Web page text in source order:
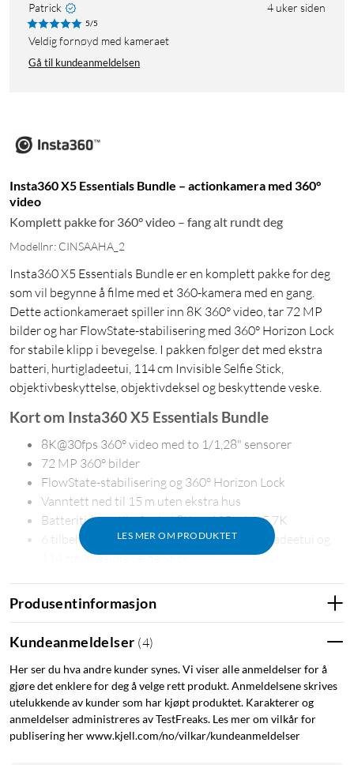
Patrick 4 uker siden
5/5
Veldig fornøyd med kameraet
Gå til kundeanmeldelsen
Insta360 X5 Essentials Bundle – actionkamera med 360°
video
Komplett pakke for 360° video – fang alt rundt deg
Modellnr: CINSAAHA_2
Insta360 X5 Essentials Bundle er en komplett pakke for deg
som vil begynne å filme med et 360-kamera med en gang.
Dette actionkameraet spiller inn 8K 360° video, tar 72 MP
bilder og har FlowState-stabilisering med 360° Horizon Lock
for stabile klipp i bevegelse. I pakken følger det med ekstra
batteri, hurtigladeetui, 114 cm Invisible Selfie Stick,
objektivbeskyttelse, objektivdeksel og beskyttende veske.
LES MER OM PRODUKTET
Kort om Insta360 X5 Essentials Bundle
8K@30fps 360° video med to 1/1,28" sensorer
72 MP 360° bilder
FlowState-stabilisering og 360° Horizon Lock
Vanntett ned til 15 m uten ekstra hus
Batteritid opptil 93 min i 8K og 135 min i 5,7K
6 tilbehør inngår, bl.a. ekstra batteri, hurtigladeetui og
114 cm Invisible Selfie Stick
Insta360 X5 spiller inn 8K@30fps 360° video og bruker to
1/1.28"-sensorer for høy detaljrikdom og bedre ytelse i svakt
5,7K@60fps hjelper til med å bevare detaljer i både lyse og
mørke partier, mens AdaptiveTone balanserer eksponeringen
mellom de to objektivene og gir et jevnere resultat.
Produsentinformasjon
Kundeanmeldelser (4)
Her ser du hva andre kunder synes. Vi viser alle anmeldelser for å
gjøre det enklere for deg å velge rett produkt. Anmeldelsene skrives
utelukkende av kunder som har kjøpt produktet. Karakterer og
anmeldelser administreres av TestFreaks. Les mer om vilkår for
publisering her www.kjell.com/no/vilkar/kundeanmeldelser